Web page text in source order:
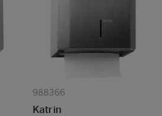
988366
Katrin